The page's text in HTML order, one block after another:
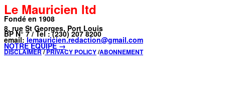
Le Mauricien ltd
Fondé en 1908
8, rue St Georges, Port Louis
BP N° 7 / Tel : (230) 207 8200
email: lemauricien.redaction@gmail.com
NOTRE ÉQUIPE →
DISCLAIMER/PRIVACY POLICY/ABONNEMENT